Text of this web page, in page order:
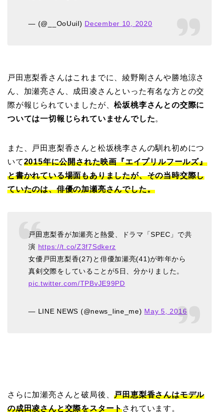
— (@__OoUuil) December 10, 2020
戸田恵梨香さんはこれまでに、綾野剛さんや勝地涼さ
ん、加瀬亮さん、成田凌さんといった有名な方との交
際が報じられていましたが、松坂桃李さんとの交際に
ついては一切報じられていませんでした。
また、戸田恵梨香さんと松坂桃李さんの馴れ初めにつ
いて2015年に公開された映画『エイプリルフールズ』
と書かれている場面もありましたが、その当時交際し
ていたのは、俳優の加瀬亮さんでした。
戸田恵梨香が加瀬亮と熱愛、ドラマ「SPEC」で共
演 https://t.co/Z3f7Sdkerz
女優戸田恵梨香(27)と俳優加瀬亮(41)が昨年から
真剣交際をしていることが5日、分かりました。
pic.twitter.com/TPBvJE99PD
— LINE NEWS (@news_line_me) May 5, 2016
さらに加瀬亮さんと破局後、戸田恵梨香さんはモデル
の成田凌さんと交際をスタートされています。